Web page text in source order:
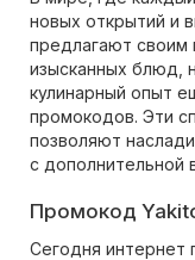
новых открытий и
предлагают своим
изысканных блюд,
кулинарный опыт
промокодов. Эти
позволяют
с дополнительной
Промокод
Сегодня интернет